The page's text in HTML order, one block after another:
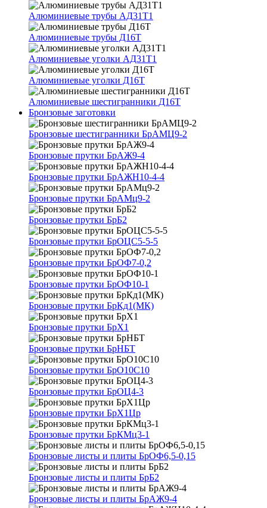
Алюминиевые трубы АД31Т1
Алюминиевые трубы Д16Т
Алюминиевые уголки АД31Т1
Алюминиевые уголки Д16Т
Алюминиевые шестигранники Д16Т
Бронзовые заготовки
Бронзовые шестигранники БрАМЦ9-2
Бронзовые прутки БрАЖ9-4
Бронзовые прутки БрАЖН10-4-4
Бронзовые прутки БрАМц9-2
Бронзовые прутки БрБ2
Бронзовые прутки БрОЦС5-5-5
Бронзовые прутки БрОФ7-0,2
Бронзовые прутки БрОФ10-1
Бронзовые прутки БрКд1(МК)
Бронзовые прутки БрХ1
Бронзовые прутки БрНБТ
Бронзовые прутки БрО10С10
Бронзовые прутки БрОЦ4-3
Бронзовые прутки БрХ1Цр
Бронзовые прутки БрКМц3-1
Бронзовые листы и плиты БрОФ6,5-0,15
Бронзовые листы и плиты БрБ2
Бронзовые листы и плиты БрАЖ9-4